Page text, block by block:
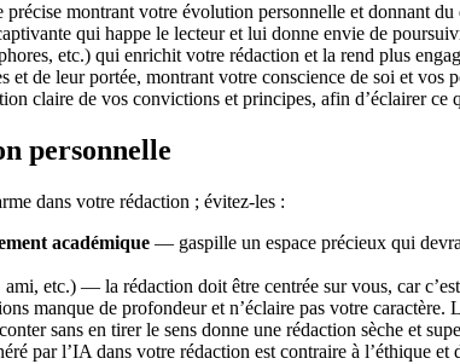
montrant votre évolution personnelle et donnant du
qui happe le lecteur et lui donne envie de
etc.) qui enrichit votre rédaction et la rend plus
de leur portée, montrant votre conscience de soi et vos
claire de vos convictions et principes, afin d’éclairer ce
personnelle
dans votre rédaction ; évitez-les :
académique — gaspille un espace précieux qui
ami, etc.) — la rédaction doit être centrée sur vous, car
manque de profondeur et n’éclaire pas votre caractère.
sans en tirer le sens donne une rédaction sèche et
par l’IA dans votre rédaction est contraire à l’éthique et